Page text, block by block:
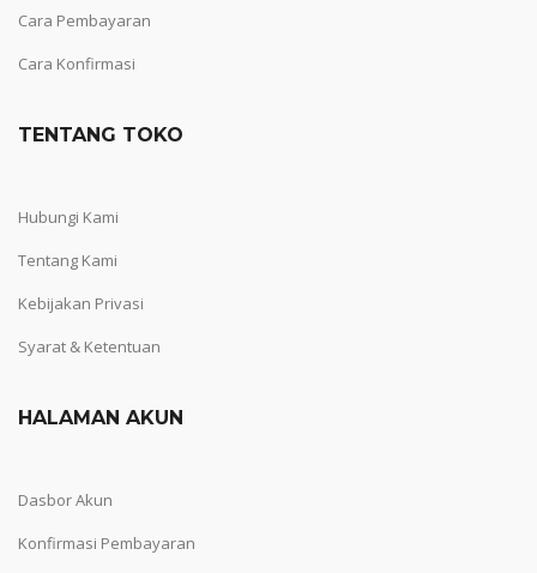
Cara Pembayaran
Cara Konfirmasi
TENTANG TOKO
Hubungi Kami
Tentang Kami
Kebijakan Privasi
Syarat & Ketentuan
HALAMAN AKUN
Dasbor Akun
Konfirmasi Pembayaran